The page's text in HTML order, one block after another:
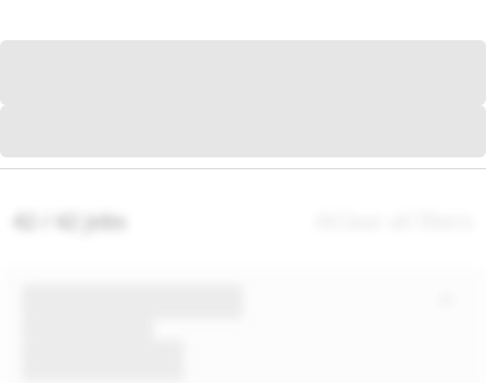
42 / 42 jobs